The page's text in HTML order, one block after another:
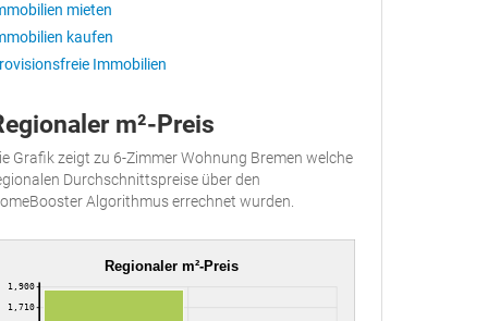
mieten
kaufen
Immobilien
m²-Preis
Grafik zeigt zu 6-Zimmer Wohnung Bremen welche
Durchschnittspreise über den
Algorithmus errechnet wurden.
Regionaler m²-Preis
1,710
1,900